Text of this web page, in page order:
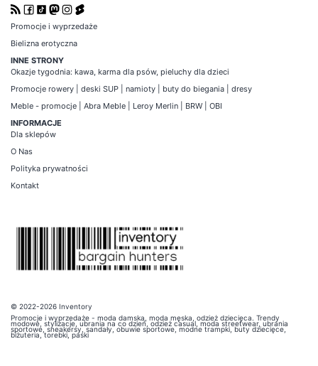
Promocje i wyprzedaże
Bielizna erotyczna
INNE STRONY
Okazje tygodnia: kawa, karma dla psów, pieluchy dla dzieci
Promocje rowery deski SUP namioty buty do biegania
dresy
Meble - promocje
Abra Meble Leroy Merlin BRW
OBI
INFORMACJE
Dla sklepów
O Nas
Polityka prywatności
Kontakt
© 2022-2026 Inventory
Promocje i wyprzedaże - moda damska, moda męska, odzież dziecięca. Trendy
modowe, stylizacje, ubrania na co dzień, odzież casual, moda streetwear, ubrania
sportowe, sneakersy, sandały, obuwie sportowe, modne trampki, buty dziecięce,
biżuteria, torebki, paski